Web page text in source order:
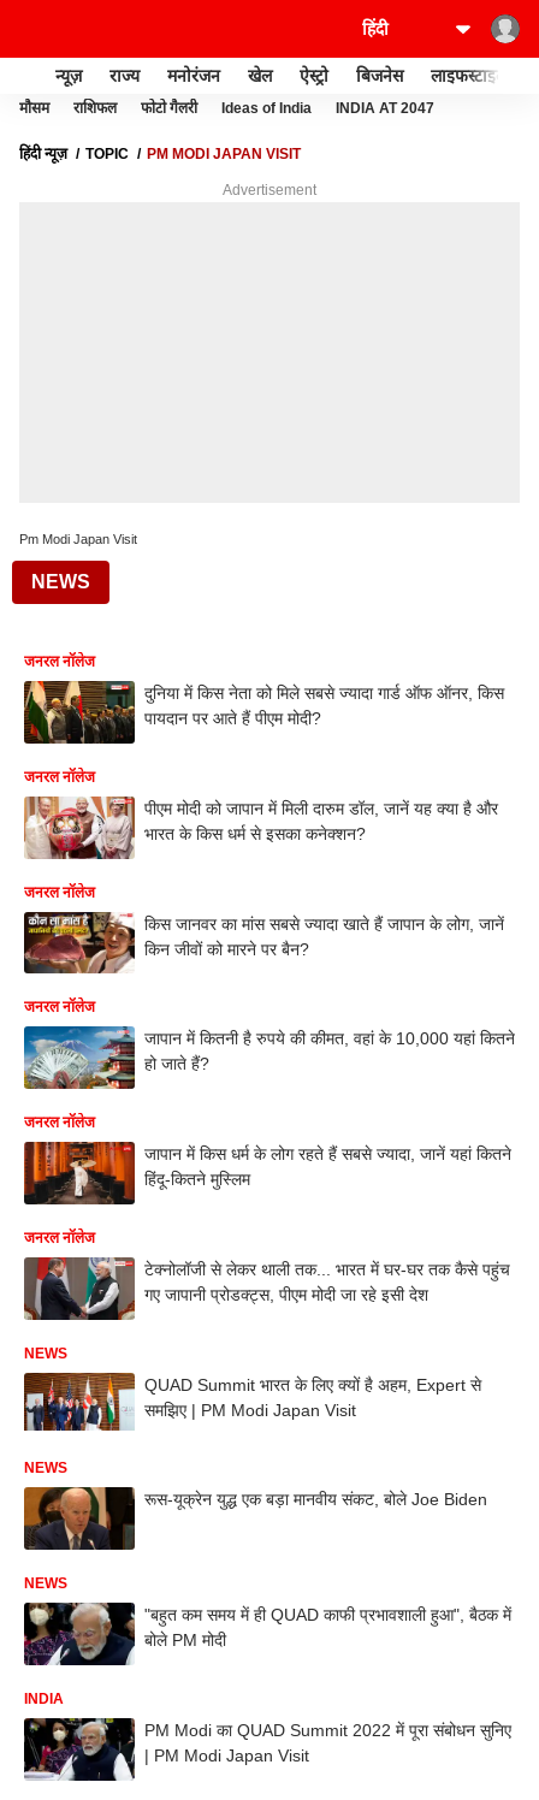
न्यूज़ राज्य मनोरंजन खेल ऐस्ट्रो बिजनेस लाइफस्टाइल
मौसम राशिफल फोटो गैलरी Ideas of India INDIA AT 2047
हिंदी न्यूज़ TOPIC PM MODI JAPAN VISIT
Advertisement
Pm Modi Japan Visit
NEWS
जनरल नॉलेज
दुनिया में किस नेता को मिले सबसे ज्यादा गार्ड ऑफ ऑनर, किस
पायदान पर आते हैं पीएम मोदी?
जनरल नॉलेज
पीएम मोदी को जापान में मिली दारुम डॉल, जानें यह क्या है और
भारत के किस धर्म से इसका कनेक्शन?
जनरल नॉलेज
किस जानवर का मांस सबसे ज्यादा खाते हैं जापान के लोग, जानें
किन जीवों को मारने पर बैन?
जनरल नॉलेज
जापान में कितनी है रुपये की कीमत, वहां के 10,000 यहां कितने
हो जाते हैं?
जनरल नॉलेज
जापान में किस धर्म के लोग रहते हैं सबसे ज्यादा, जानें यहां कितने
हिंदू-कितने मुस्लिम
जनरल नॉलेज
टेक्नोलॉजी से लेकर थाली तक... भारत में घर-घर तक कैसे पहुंच
गए जापानी प्रोडक्ट्स, पीएम मोदी जा रहे इसी देश
NEWS
QUAD Summit भारत के लिए क्यों है अहम, Expert से
समझिए | PM Modi Japan Visit
NEWS
रूस-यूक्रेन युद्ध एक बड़ा मानवीय संकट, बोले Joe Biden
NEWS
"बहुत कम समय में ही QUAD काफी प्रभावशाली हुआ", बैठक में
बोले PM मोदी
INDIA
PM Modi का QUAD Summit 2022 में पूरा संबोधन सुनिए
| PM Modi Japan Visit